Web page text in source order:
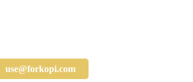
use@forkopi.com